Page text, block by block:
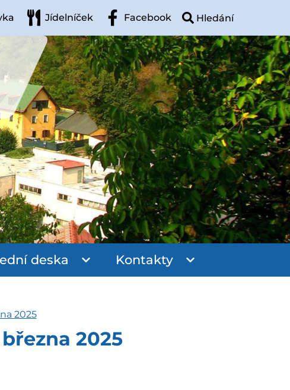
Jídelníček Facebook
deska Kontakty
2025
2025